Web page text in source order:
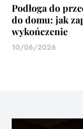
Podłoga do
do domu: jak
wykończenie
10/06/2026